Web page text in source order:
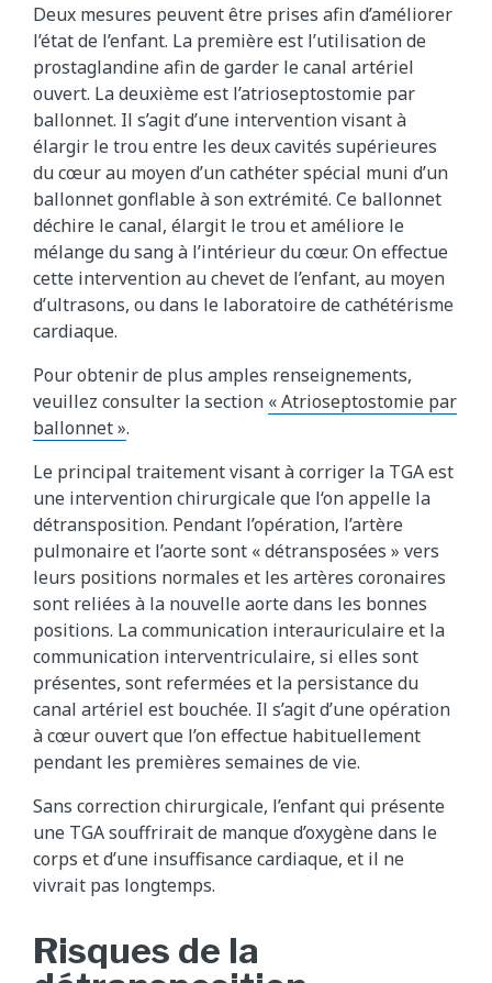
Deux mesures peuvent être prises afin d’améliorer
l’état de l’enfant. La première est l’utilisation de
prostaglandine afin de garder le canal artériel
ouvert. La deuxième est l’atrioseptostomie par
ballonnet. Il s’agit d’une intervention visant à
élargir le trou entre les deux cavités supérieures
du cœur au moyen d’un cathéter spécial muni d’un
ballonnet gonflable à son extrémité. Ce ballonnet
déchire le canal, élargit le trou et améliore le
mélange du sang à l’intérieur du cœur. On effectue
cette intervention au chevet de l’enfant, au moyen
d’ultrasons, ou dans le laboratoire de cathétérisme
cardiaque.
Pour obtenir de plus amples renseignements,
veuillez consulter la section « Atrioseptostomie par
ballonnet ».
Le principal traitement visant à corriger la TGA est
une intervention chirurgicale que l‘on appelle la
détransposition. Pendant l’opération, l’artère
pulmonaire et l’aorte sont « détransposées » vers
leurs positions normales et les artères coronaires
sont reliées à la nouvelle aorte dans les bonnes
positions. La communication interauriculaire et la
communication interventriculaire, si elles sont
présentes, sont refermées et la persistance du
canal artériel est bouchée. Il s’agit d’une opération
à cœur ouvert que l’on effectue habituellement
pendant les premières semaines de vie.
Sans correction chirurgicale, l’enfant qui présente
une TGA souffrirait de manque d’oxygène dans le
corps et d’une insuffisance cardiaque, et il ne
vivrait pas longtemps.
Risques de la